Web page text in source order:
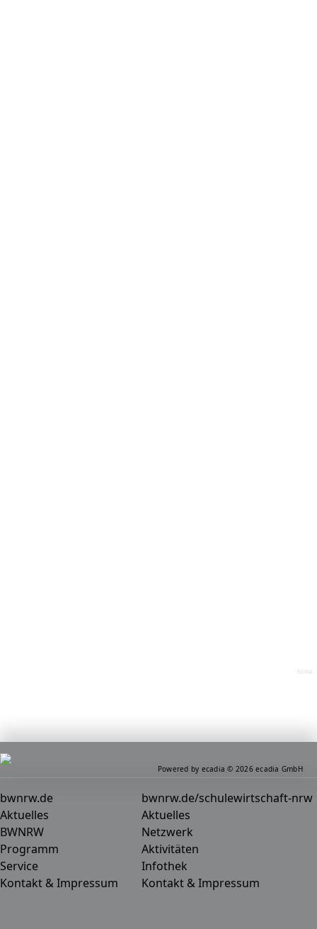
home
bwnrw.de
Aktuelles
BWNRW
Programm
Service
Kontakt & Impressum
bwnrw.de/schulewirtschaft-nrw
Aktuelles
Netzwerk
Aktivitäten
Infothek
Kontakt & Impressum
Powered by ecadia © 2026 ecadia GmbH